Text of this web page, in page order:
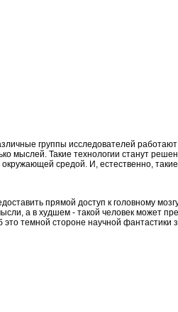
группы исследователей
мыслей. Такие технологии станут
средой. И, естественно,
прямой доступ к головному
а в худшем - такой человек может
темной стороне научной фантастики